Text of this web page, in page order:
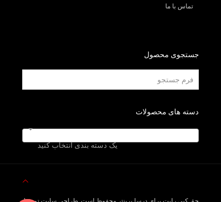
تماس با ما
جستجوی محصول
دسته های محصولات
یک دسته بندی انتخاب کنید